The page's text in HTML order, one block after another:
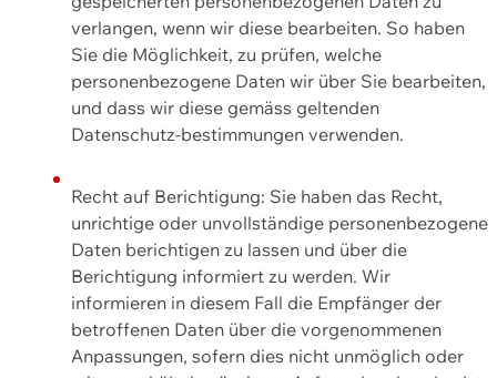
verlangen, wenn wir diese bearbeiten. So haben
Sie die Möglichkeit, zu prüfen, welche
personenbezogene Daten wir über Sie bearbeiten,
und dass wir diese gemäss geltenden
Datenschutz-bestimmungen verwenden.
Recht auf Berichtigung: Sie haben das Recht,
unrichtige oder unvollständige personenbezogene
Daten berichtigen zu lassen und über die
Berichtigung informiert zu werden. Wir
informieren in diesem Fall die Empfänger der
betroffenen Daten über die vorgenommenen
Anpassungen, sofern dies nicht unmöglich oder